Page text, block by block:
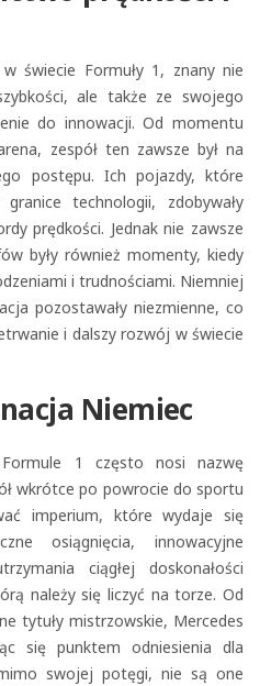
świecie Formuły 1, znany nie
ale także ze swojego
do innowacji. Od momentu
zespół ten zawsze był na
postępu. Ich pojazdy, które
granice technologii, zdobywały
prędkości. Jednak nie zawsze
były również momenty, kiedy
i trudnościami. Niemniej
pozostawały niezmienne, co
i dalszy rozwój w świecie
Niemiec
Formule 1 często nosi nazwę
wkrótce po powrocie do sportu
imperium, które wydaje się
osiągnięcia, innowacyjne
ciągłej doskonałości
należy się liczyć na torze. Od
tytuły mistrzowskie, Mercedes
się punktem odniesienia dla
swojej potęgi, nie są one